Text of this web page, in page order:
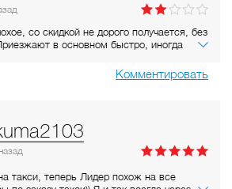
со скидкой не дорого получается, без
в основном быстро, иногда
трубку, иногда не успеваешь
в прошлый раз просто возмутили,
еще и не туда куда нужно...
оператор сказала туда подъехать,
Комментировать
такси, теперь Лидер похож на все